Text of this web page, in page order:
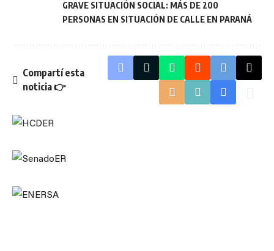
GRAVE SITUACIÓN SOCIAL: MÁS DE 200
PERSONAS EN SITUACIÓN DE CALLE EN PARANÁ
Compartí esta
noticia 👉